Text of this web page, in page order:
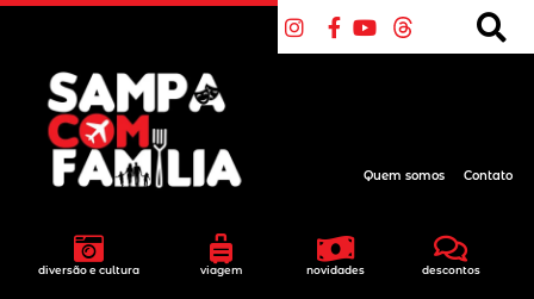
diversão e cultura viagem novidades descontos
Quem somos Contato